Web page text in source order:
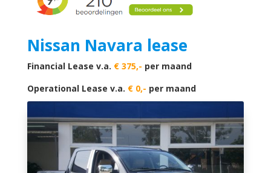
Nissan Navara lease
Financial Lease v.a. € 375,- per maand
Operational Lease v.a. € 0,- per maand